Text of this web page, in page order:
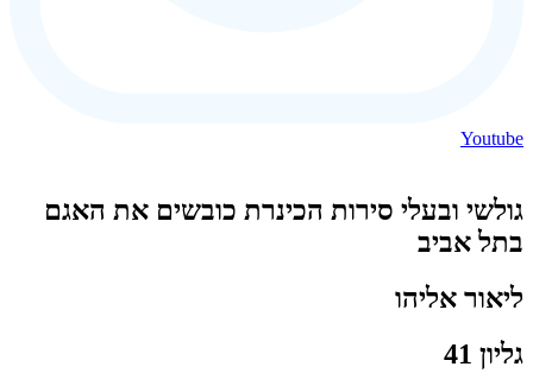
Youtube
גולשי ובעלי סירות הכינרת כובשים את האגם
בתל אביב
ליאור אליהו
גליון 41